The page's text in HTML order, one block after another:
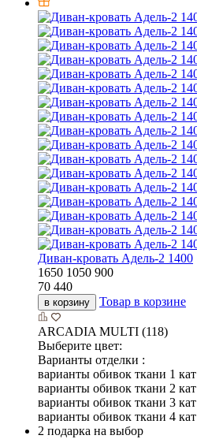
Диван-кровать Адель-2 1400
1650 1050 900
70 440
в корзину Товар в корзине
ARCADIA MULTI (118)
Выберите цвет:
Варианты отделки :
варианты обивок ткани 1 кат
варианты обивок ткани 2 кат
варианты обивок ткани 3 кат
варианты обивок ткани 4 кат
2 подарка на выбор